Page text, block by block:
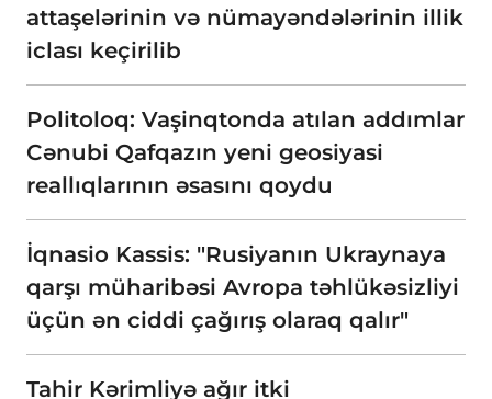
attaşelərinin və nümayəndələrinin illik
iclası keçirilib
Politoloq: Vaşinqtonda atılan addımlar
Cənubi Qafqazın yeni geosiyasi
reallıqlarının əsasını qoydu
İqnasio Kassis: "Rusiyanın Ukraynaya
qarşı müharibəsi Avropa təhlükəsizliyi
üçün ən ciddi çağırış olaraq qalır"
Tahir Kərimliyə ağır itki